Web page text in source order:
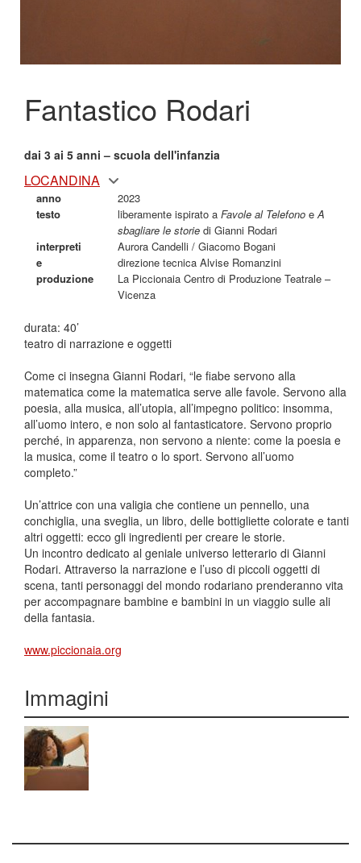
Fantastico Rodari
dai 3 ai 5 anni – scuola dell'infanzia
LOCANDINA
anno
2023
testo
liberamente ispirato a Favole al TelefonoeA
sbagliare le storiedi Gianni Rodari
interpreti
Aurora Candelli / Giacomo Bogani
e
direzione tecnica Alvise Romanzini
produzione
La Piccionaia Centro di Produzione Teatrale –
Vicenza
durata: 40’
teatro di narrazione e oggetti
Come ci insegna Gianni Rodari, “le fiabe servono alla
matematica come la matematica serve alle favole. Servono alla
poesia, alla musica, all’utopia, all’impegno politico: insomma,
all’uomo intero, e non solo al fantasticatore. Servono proprio
perché, in apparenza, non servono a niente: come la poesia e
la musica, come il teatro o lo sport. Servono all’uomo
completo.”
Un’attrice con una valigia che contiene un pennello, una
conchiglia, una sveglia, un libro, delle bottigliette colorate e tanti
altri oggetti: ecco gli ingredienti per creare le storie.
Un incontro dedicato al geniale universo letterario di Gianni
Rodari. Attraverso la narrazione e l’uso di piccoli oggetti di
scena, tanti personaggi del mondo rodariano prenderanno vita
per accompagnare bambine e bambini in un viaggio sulle ali
della fantasia.
www.piccionaia.org
Immagini